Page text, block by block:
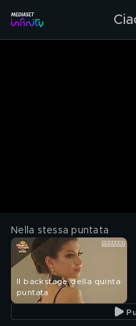
Nella stessa puntata
Il backstage della quinta
puntata